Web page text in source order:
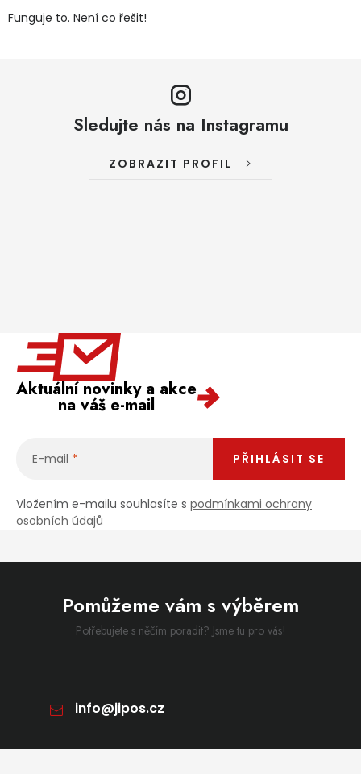
Funguje to. Není co řešit!
Sledujte nás na Instagramu
ZOBRAZIT PROFIL
Aktuální novinky a akce
na váš e-mail
E-mail
Vložením e-mailu souhlasíte s podmínkami ochrany
osobních údajů
PŘIHLÁSIT SE
Pomůžeme vám s výběrem
Potřebujete s něčím poradit? Jsme tu pro vás!
info@jipos.cz
Zápatí